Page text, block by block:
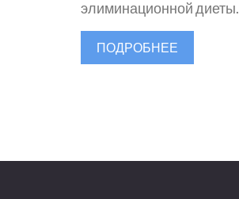
элиминационной диеты.
ПОДРОБНЕЕ